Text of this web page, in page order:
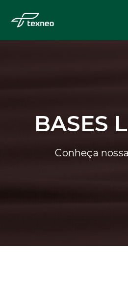
BASES
Conheça